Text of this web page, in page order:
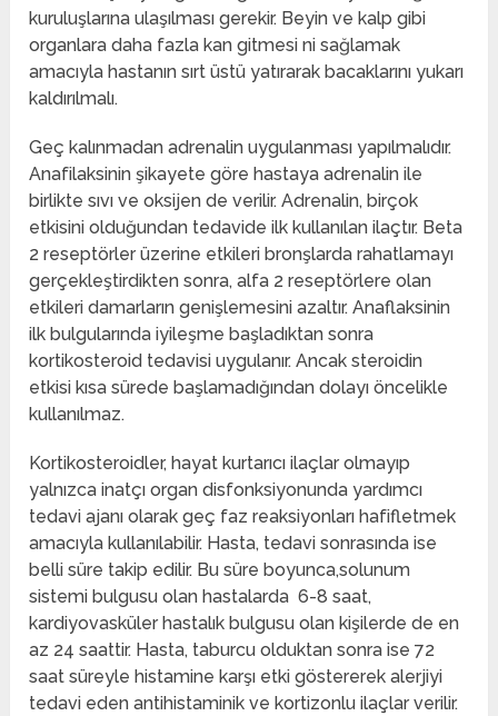
kuruluşlarına ulaşılması gerekir. Beyin ve kalp gibi
organlara daha fazla kan gitmesi ni sağlamak
amacıyla hastanın sırt üstü yatırarak bacaklarını yukarı
kaldırılmalı.
Geç kalınmadan adrenalin uygulanması yapılmalıdır.
Anafilaksinin şikayete göre hastaya adrenalin ile
birlikte sıvı ve oksijen de verilir. Adrenalin, birçok
etkisini olduğundan tedavide ilk kullanılan ilaçtır. Beta
2 reseptörler üzerine etkileri bronşlarda rahatlamayı
gerçekleştirdikten sonra, alfa 2 reseptörlere olan
etkileri damarların genişlemesini azaltır. Anaflaksinin
ilk bulgularında iyileşme başladıktan sonra
kortikosteroid tedavisi uygulanır. Ancak steroidin
etkisi kısa sürede başlamadığından dolayı öncelikle
kullanılmaz.
Kortikosteroidler, hayat kurtarıcı ilaçlar olmayıp
yalnızca inatçı organ disfonksiyonunda yardımcı
tedavi ajanı olarak geç faz reaksiyonları hafifletmek
amacıyla kullanılabilir. Hasta, tedavi sonrasında ise
belli süre takip edilir. Bu süre boyunca,solunum
sistemi bulgusu olan hastalarda 6-8 saat,
kardiyovasküler hastalık bulgusu olan kişilerde de en
az 24 saattir. Hasta, taburcu olduktan sonra ise 72
saat süreyle histamine karşı etki göstererek alerjiyi
tedavi eden antihistaminik ve kortizonlu ilaçlar verilir.